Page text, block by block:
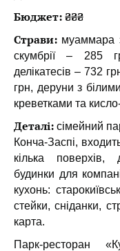
Бюджет: ₴₴₴
Страви: муаммара
скумбрії – 285
делікатесів – 732
грн, деруни з
креветками та
Деталі: сімейний
Конча-Заспі,
кілька поверхів,
будинки для
кухонь:
стейки, сніданки,
карта.
Парк-ресторан